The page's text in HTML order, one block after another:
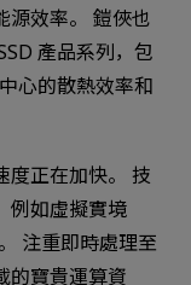
源效率。 鎧俠也
產品系列，包
心的散熱效率和
度正在加快。 技
例如虛擬實境
注重即時處理至
的寶貴運算資